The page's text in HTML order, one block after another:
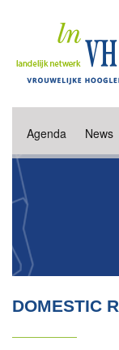
Agenda News
DOMESTIC